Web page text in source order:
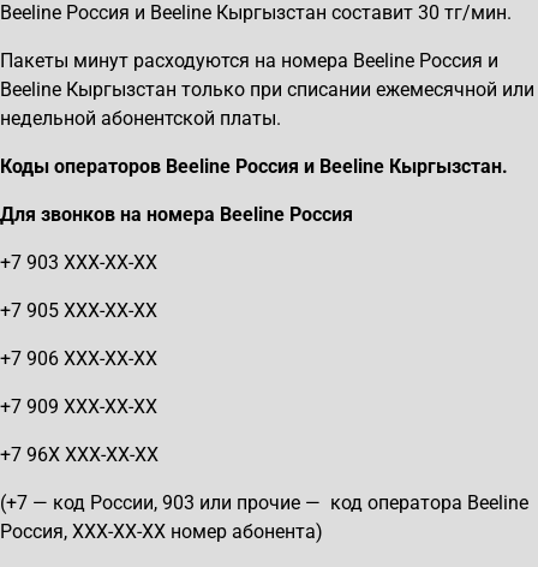
Beeline Россия и Beeline Кыргызстан составит 30 тг/мин.
Пакеты минут расходуются на номера Beeline Россия и
Beeline Кыргызстан только при списании ежемесячной или
недельной абонентской платы.
Коды операторов Beeline Россия и Beeline Кыргызстан.
Для звонков на номера Beeline Россия
+7 903 XXX-XX-XX
+7 905 XXX-XX-XX
+7 906 XXX-XX-XX
+7 909 XXX-XX-XX
+7 96Х XXX-XX-XX
(+7 — код России, 903 или прочие — код оператора Beeline
Россия, ХХХ-ХХ-ХХ номер абонента)